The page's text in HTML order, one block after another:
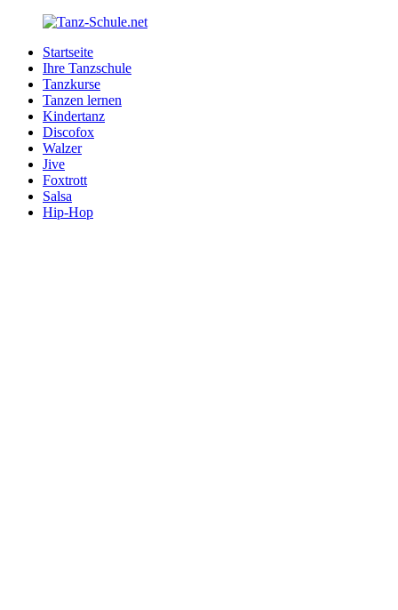
Zurück
Inhalt
Tanz-
Schule.net
Ihre
Tanzschule
Internet
Startseite
Ihre Tanzschule
Tanzkurse
Tanzen lernen
Kindertanz
Discofox
Walzer
Jive
Foxtrott
Salsa
Hip-Hop